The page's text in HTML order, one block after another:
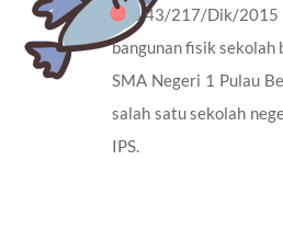
188.43/217/Dik/2015
bangunan fisik sekolah
SMA Negeri 1 Pulau
salah satu sekolah
IPS.